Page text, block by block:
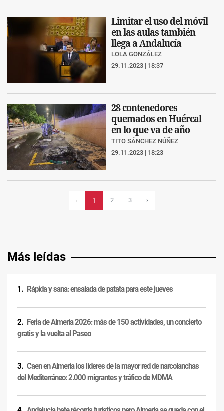
Limitar el uso del móvil
en las aulas también
llega a Andalucía
LOLA GONZÁLEZ
29.11.2023 | 18:37
28 contenedores
quemados en Huércal
en lo que va de año
TITO SÁNCHEZ NÚÑEZ
29.11.2023 | 18:23
‹ 1 2 3 ›
Más leídas
Rápida y sana: ensalada de patata para este jueves
Feria de Almería 2026: más de 150 actividades, un concierto
gratis y la vuelta al Paseo
Caen en Almería los líderes de la mayor red de narcolanchas
del Mediterráneo: 2.000 migrantes y tráfico de MDMA